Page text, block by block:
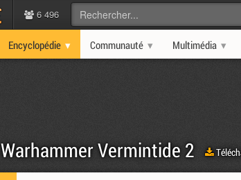
6 496
Encyclopédie Communauté Multimédia
Warhammer Vermintide 2